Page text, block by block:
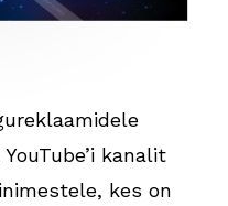
kanalit
kes on